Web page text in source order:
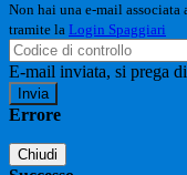
Non hai una e-mail
tramite la Login Spaggiari
E-mail inviata, si prega
Errore
Chiudi